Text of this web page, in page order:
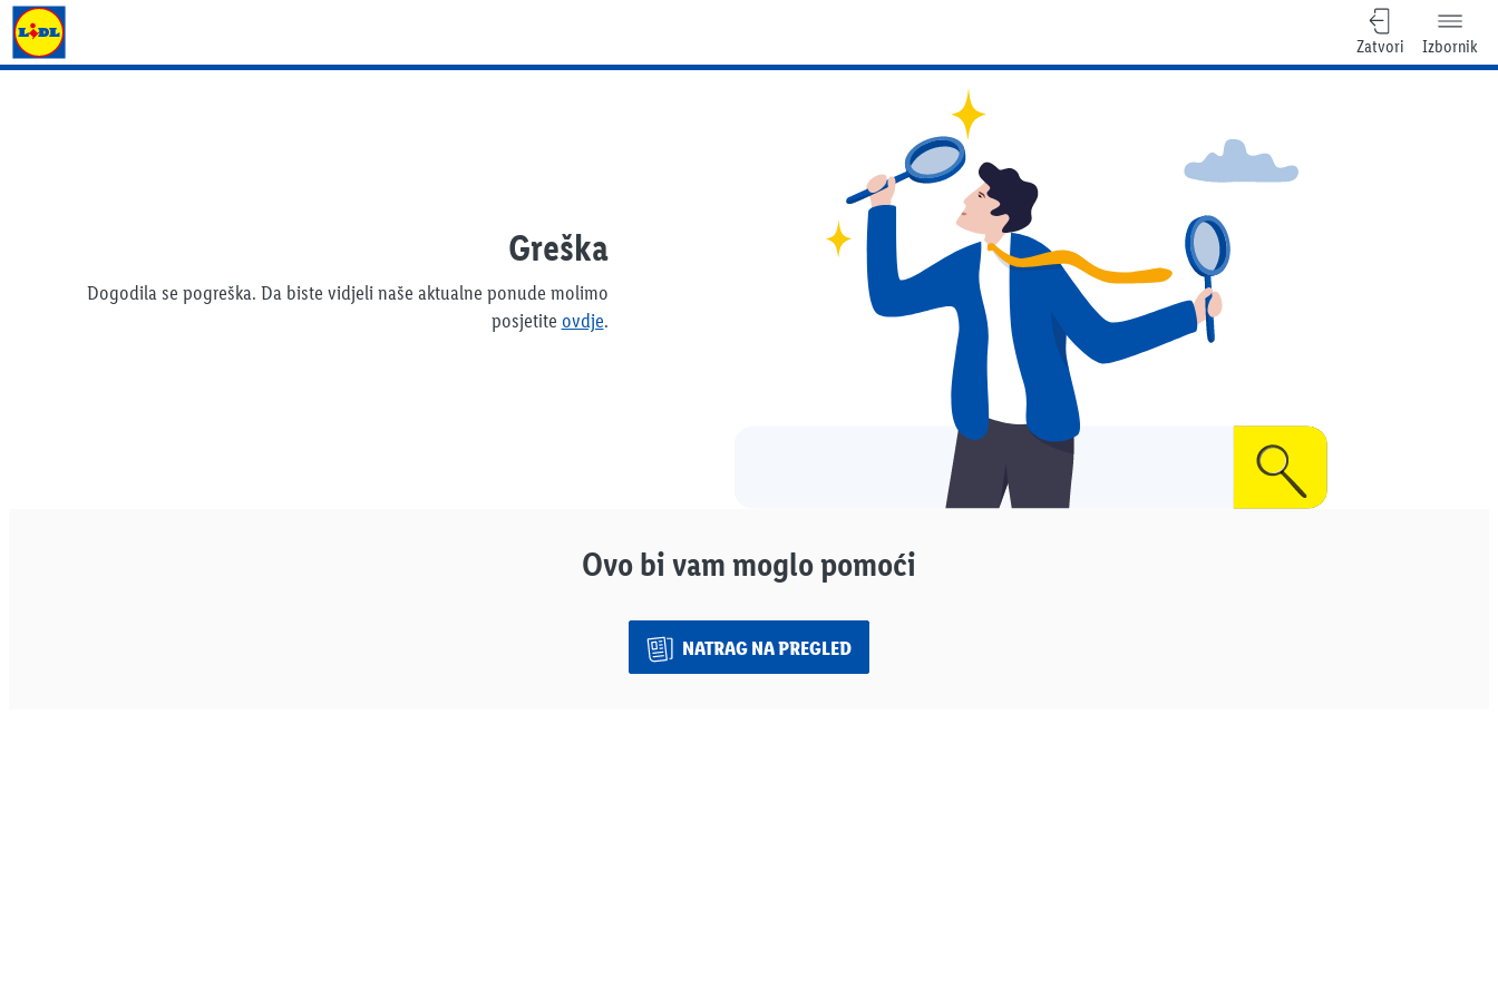
Lidl katalog
Zatvori Izbornik
Greška
Dogodila se pogreška. Da biste vidjeli naše aktualne ponude molimo
posjetite ovdje.
Ovo bi vam moglo pomoći
NATRAG NA PREGLED